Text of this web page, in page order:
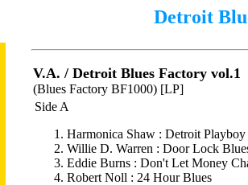
Detroit
V.A. / Detroit Blues Factory vol.1
(Blues Factory BF1000) [LP]
Side A
Harmonica Shaw : Detroit Playboy
Willie D. Warren : Door Lock
Eddie Burns : Don't Let Money
Robert Noll : 24 Hour Blues